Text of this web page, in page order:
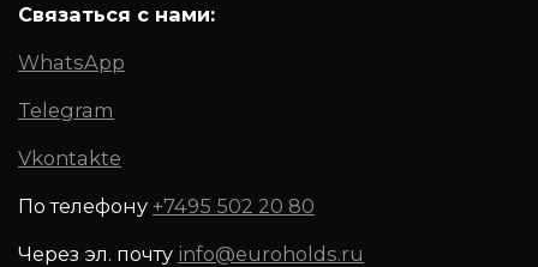
Связаться с нами:
WhatsApp
Telegram
Vkontakte
По телефону +7495 502 20 80
Через эл. почту info@euroholds.ru